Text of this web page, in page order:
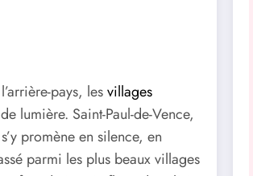
pays, lesvillages
lumière. Saint-Paul-de-Vence,
promène en silence, en
parmi les plus beaux villages